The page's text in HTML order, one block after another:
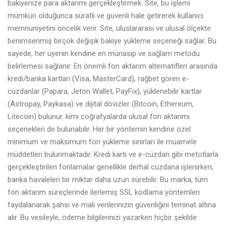
bakiyenize para aktarımı gerçekleştirmek. Site, bu işlemi
mümkün olduğunca süratli ve güvenli hale getirerek kullanıcı
memnuniyetini öncelik verir. Site, uluslararası ve ulusal ölçekte
benimsenmiş birçok değişik bakiye yükleme seçeneği sağlar. Bu
sayede, her üyenin kendine en münasip ve sağlam metodu
belirlemesi sağlanır. En önemli fon aktarım alternatifleri arasında
kredi/banka kartları (Visa, MasterCard), rağbet gören e-
cüzdanlar (Papara, Jeton Wallet, PayFix), yüklenebilir kartlar
(Astropay, Paykasa) ve dijital dövizler (Bitcoin, Ethereum,
Litecoin) bulunur. kimi coğrafyalarda ulusal fon aktarımı
seçenekleri de bulunabilir. Her bir yöntemin kendine özel
minimum ve maksimum fon yükleme sınırları ile muamele
müddetleri bulunmaktadır. Kredi kartı ve e-cüzdan gibi metotlarla
gerçekleştirilen fonlamalar genellikle derhal cüzdana işlenirken,
banka havaleleri bir miktar daha uzun sürebilir. Bu marka, tüm
fon aktarım süreçlerinde ilerlemiş SSL kodlama yöntemleri
faydalanarak şahsi ve mali verilerinizin güvenliğini teminat altına
alır. Bu vesileyle, ödeme bilgilerinizi yazarken hiçbir şekilde